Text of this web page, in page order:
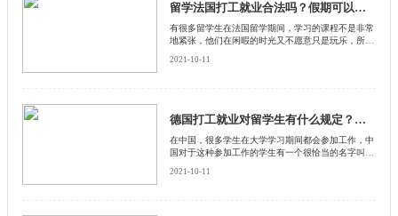
留学法国打工就业合法吗？假期可以留在法国打工吗？
有很多留学生在法国留学期间，学习的课程不是非常
地紧张，他们在闲暇的时光又不愿意只是玩乐，所以
2021-10-11
德国打工就业对留学生有什么规定？工作必须和学习专业相关吗？
在中国，很多学生在大学学习期间都会参加工作，中
国对于这种参加工作的学生有一个很恰当的名字叫做
国留学，也同样会去做学生工，因为做学生工可以赚
2021-10-11